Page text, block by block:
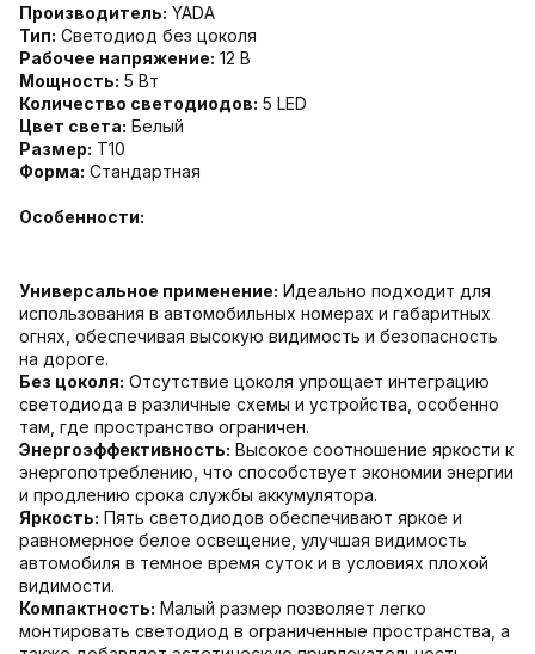
Производитель: YADA
Тип: Светодиод без цоколя
Рабочее напряжение: 12 В
Мощность: 5 Вт
Количество светодиодов: 5 LED
Цвет света: Белый
Размер: T10
Форма: Стандартная
Особенности:
Универсальное применение: Идеально подходит для
использования в автомобильных номерах и габаритных
огнях, обеспечивая высокую видимость и безопасность
на дороге.
Без цоколя: Отсутствие цоколя упрощает интеграцию
светодиода в различные схемы и устройства, особенно
там, где пространство ограничен.
Энергоэффективность: Высокое соотношение яркости к
энергопотреблению, что способствует экономии энергии
и продлению срока службы аккумулятора.
Яркость: Пять светодиодов обеспечивают яркое и
равномерное белое освещение, улучшая видимость
автомобиля в темное время суток и в условиях плохой
видимости.
Компактность: Малый размер позволяет легко
монтировать светодиод в ограниченные пространства, а